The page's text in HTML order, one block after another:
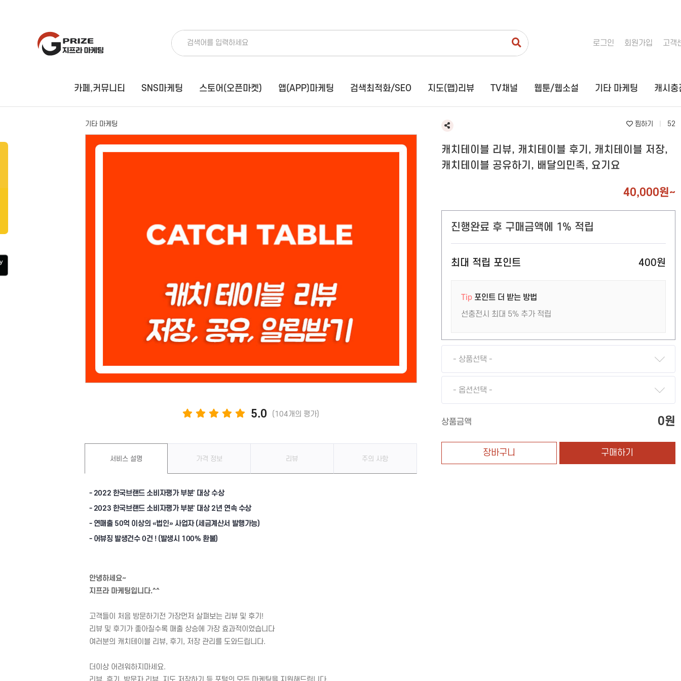
로그인 회원가입 고객
카페,커뮤니티 SNS마케팅 스토어(오픈마켓) 앱(APP)마케팅 검색최적화/SEO 지도(맵)리뷰 TV채널 웹툰/웹소설 기타 마케팅 캐시충
블로그
포스트
카페
인스타그램
페이스북
텔레그램
텀블러
기타 SNS
쿠팡
당근마켓
아이디어스
오픈마켓
연극/영화
4910
원스토어
카카오헤어샵 월보장
자동완성
카카오맵
맛집맵
네이버TV
멜론
웹툰/웹소설
기타 마케팅
5.0 (104개의 평가)
찜하기 52
캐치테이블 리뷰, 캐치테이블 후기, 캐치테이블 저장,
캐치테이블 공유하기, 배달의민족, 요기요
40,000원~
진행완료 후 구매금액에 1% 적립
최대 적립 포인트 400원
Tip포인트 더 받는 방법
선충전시 최대 5% 추가 적립
- 상품선택 -
- 옵션선택 -
상품금액 0원
장바구니 구매하기
서비스 설명 가격 정보 리뷰 주의 사항
-2022 한국브랜드 소비자평가 부분' 대상 수상
-2023 한국브랜드 소비자평가 부분' 대상 2년 연속 수상
- 연매출 50억 이상의 «법인» 사업자 (세금계산서 발행가능)
- 어뷰징 발생건수 0건 ! (발생시 100% 환불)
안녕하세요~
지프라 마케팅입니다.^^
고객들이 처음 방문하기전 가장먼저 살펴보는 리뷰 및 후기!
리뷰 및 후기가 좋아질수록 매출 상승에 가장 효과적이었습니다
여러분의 캐치테이블 리뷰, 후기, 저장 관리를 도와드립니다.
더이상 어려워하지마세요.